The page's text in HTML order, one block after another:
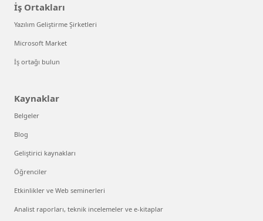
İş Ortakları
Yazılım Geliştirme Şirketleri
Microsoft Market
İş ortağı bulun
Kaynaklar
Belgeler
Blog
Geliştirici kaynakları
Öğrenciler
Etkinlikler ve Web seminerleri
Analist raporları, teknik incelemeler ve e-kitaplar